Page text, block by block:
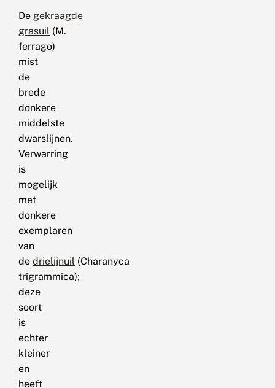
De gekraagde
grasuil (M.
ferrago)
mist
de
brede
donkere
middelste
dwarslijnen.
Verwarring
is
mogelijk
met
donkere
exemplaren
van
de drielijnuil (Charanyca
trigrammica);
deze
soort
is
echter
kleiner
en
heeft